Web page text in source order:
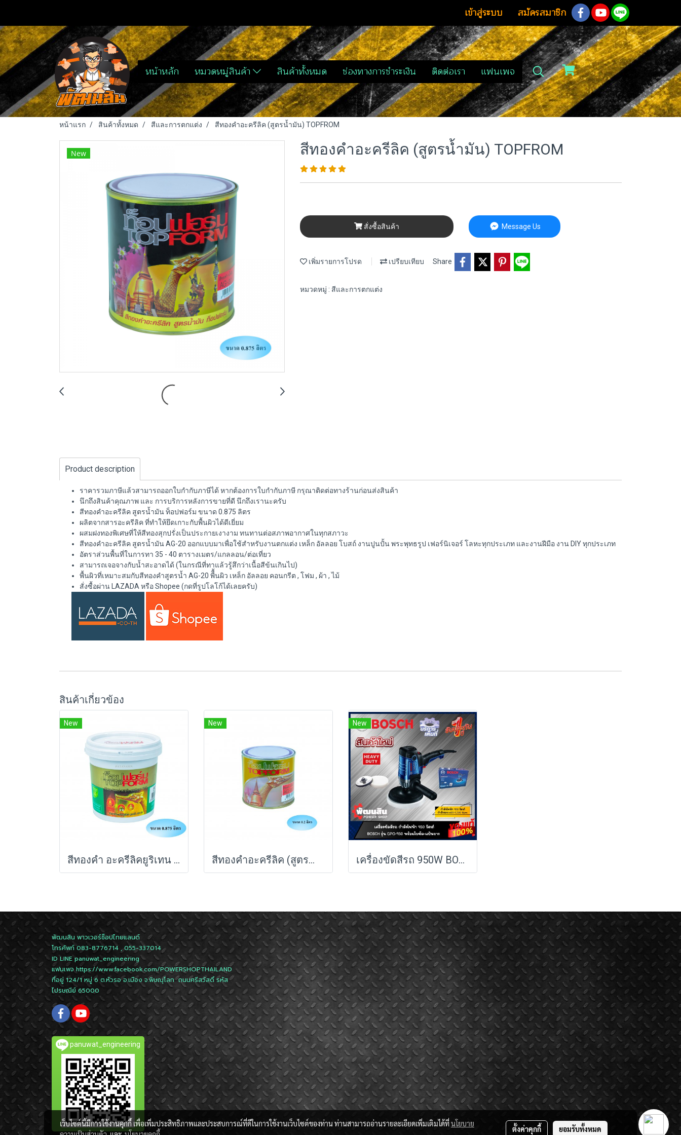
เข้าสู่ระบบ สมัครสมาชิก
หน้าหลัก หมวดหมู่สินค้า สินค้าทั้งหมด ช่องทางการชำระเงิน ติดต่อเรา แฟนเพจ
หน้าแรก สินค้าทั้งหมด สีและการตกแต่ง สีทองคำอะครีลิค (สูตรน้ำมัน) TOPFROM
New สีทองคำอะครีลิค (สูตรน้ำมัน) TOPFROM
สั่งซื้อสินค้า Message Us
เพิ่มรายการโปรด เปรียบเทียบ Share
หมวดหมู่ : สีและการตกแต่ง
Product description
ราคารวมภาษีแล้วสามารถออกใบกำกับภาษีได้ หากต้องการใบกำกับภาษี กรุณาติดต่อทางร้านก่อนส่งสินค้า
นึกถึงสินค้าคุณภาพ และ การบริการหลังการขายที่ดี นึกถึงเรานะครับ
สีทองคำอะครีลิค สูตรน้ำมัน ท็อปฟอร์ม ขนาด 0.875 ลิตร
ผลิตจากสารอะครีลิค ที่ทำให้ยึดเกาะกับพื้นผิวได้ดีเยี่ยม
ผสมฝงทองพิเศษที่ให้สีทองสุกปรั่งเป็นประกายเงางาม ทนทานต่อสภาพอากาศในทุกสภาวะ
สีทองคำอะครีลิค สูตรน้ำมัน AG-20 ออกแบบมาเพื่อใช้สำหรับงานตกแต่ง เหล็ก อัลลอย โบสถ์ งานปูนปั้น พระพุทธรูป เฟอร์นิเจอร์ โลหะทุกประเภท และงานฝีมือ งาน DIY ทุกประเภท
อัตราส่วนพื้นที่ในการทา 35 - 40 ตารางเมตร/แกลลอน/ต่อเที่ยว
สามารถเจอจางกับน้ำสะอาดได้ (ในกรณีที่ทาแล้วรู้สึกว่าเนื้อสีข้นเกินไป)
พื้นผิวที่เหมาะสมกับสีทองคำสูตรน้ำ AG-20 พืื้นผิว เหล็ก อัลลอย คอนกรีต , โฟม , ผ้า , ไม้
สั่งซื้อผ่าน LAZADA หรือ Shopee (กดที่รูปโลโก้ได้เลยครับ)
สินค้าเกี่ยวข้อง
New
สีทองคำ อะครีลิคยูริเทน (สูตรน้ำ) TOPFORM
New
สีทองคำอะครีลิค (สูตรน้ำมัน) TOPFROM
New
เครื่องขัดสีรถ 950W BOSCH รุ่น GPO 950 (รับประกันศูนย์ 1 ปี)
พัฒนสิน พาวเวอร์ช็อปไทยแลนด์
โทรศัพท์ 083-8776714 , 055-337014
ID LINEpanuwat_engineering
แฟนเพจhttps://www.facebook.com/POWERSHOPTHAILAND
ที่อยู่ 124/1 หมู่ 6 ต.หัวรอ อ.เมือง จ.พิษณุโลก ถนนศรีสวัสดิ์ รหัส
ไปรษณีย์ 65000
panuwat_engineering
เว็บไซต์นี้มีการใช้งานคุกกี้ เพื่อเพิ่มประสิทธิภาพและประสบการณ์ที่ดีในการใช้งานเว็บไซต์ของท่าน ท่านสามารถอ่านรายละเอียดเพิ่มเติมได้ที่นโยบาย
ตั้งค่าคุกกี้ ยอมรับทั้งหมด